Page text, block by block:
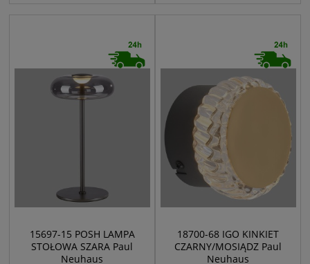
15697-15 POSH LAMPA
STOŁOWA SZARA Paul
Neuhaus
18700-68 IGO KINKIET
CZARNY/MOSIĄDZ Paul
Neuhaus